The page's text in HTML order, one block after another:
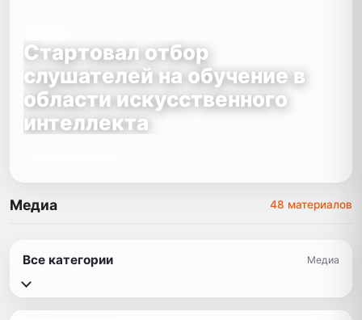
Стартовал отбор
слушателей на обучение в
области искусственного
интеллекта
Медиа 48 материалов
Все категории Медиа